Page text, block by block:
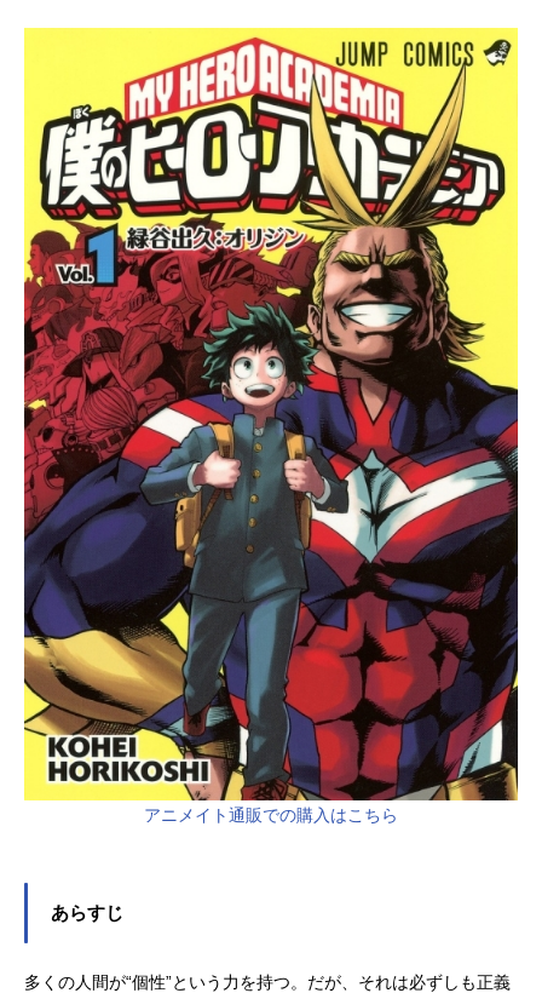
（モジュロ）』既刊から最新刊まで
の発売日・価格・あらすじなどの情
報をご紹介しています。呪術廻戦≡最
新巻（3巻）発売日：2026/05/01価
格：572円(税込)アニメイト通販での
購入はこちら［3巻あらすじ］ルメル
の信仰するカリヤンと呪霊が相似す
る事に端を発し、人類未踏の激戦へ
と至るダブラと魔虚羅。憂花を救お
うと真剣がマルと刃を交える一方、
虎杖悠仁が姿を現し…!? 果たし
て、彼らが導き出す答えは──!!呪術
廻戦全巻まとめセットアニメイト通
販での購入はこちら
アニメイト通販での購入はこちら
あらすじ
多くの人間が“個性”という力を持つ。だが、それは必ずしも正義